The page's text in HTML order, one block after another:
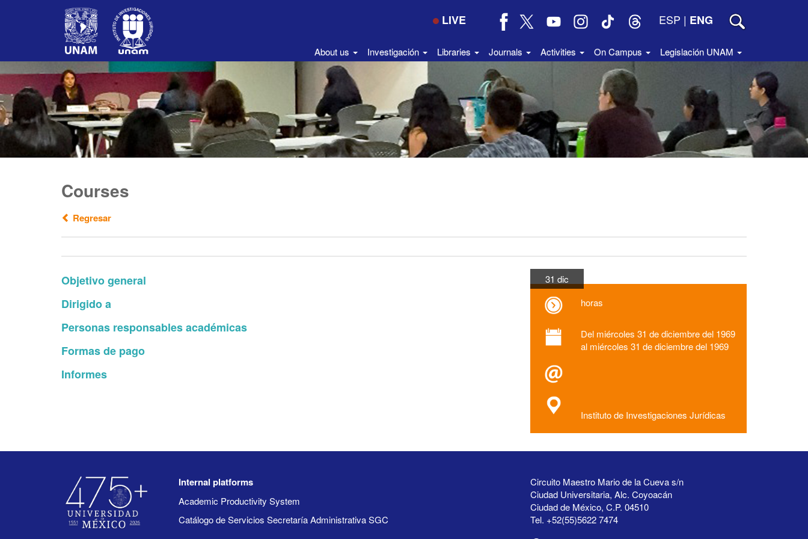
LIVE ESP | ENG
About us Investigación Libraries Journals Activities On Campus Legislación UNAM
Courses
Regresar
31 dic
horas
Del miércoles 31 de diciembre del 1969
al miércoles 31 de diciembre del 1969
Instituto de Investigaciones Jurídicas
Objetivo general
Dirigido a
Personas responsables académicas
Formas de pago
Informes
Circuito Maestro Mario de la Cueva s/n
Ciudad Universitaria, Alc. Coyoacán
Ciudad de México, C.P. 04510
Tel. +52(55)5622 7474
Internal platforms
Academic Productivity System
Catálogo de Servicios Secretaría Administrativa SGC